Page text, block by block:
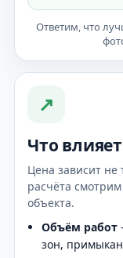
Ответим, что
↗
Что
Цена зависит не
расчёта
объекта.
Объём работ
зон,